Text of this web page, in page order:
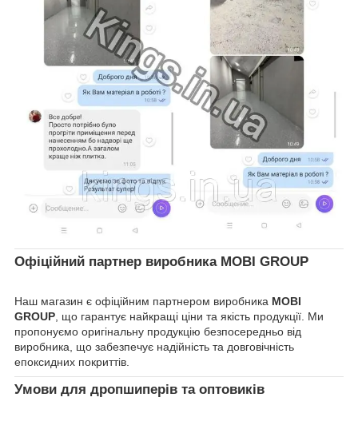
Офіційний партнер виробника MOBI GROUP
Наш магазин є офіційним партнером виробника MOBI
GROUP , що гарантує найкращі ціни та якість продукції. Ми
пропонуємо оригінальну продукцію безпосередньо від
виробника, що забезпечує надійність та довговічність
епоксидних покриттів.
Умови для дропшиперів та оптовиків